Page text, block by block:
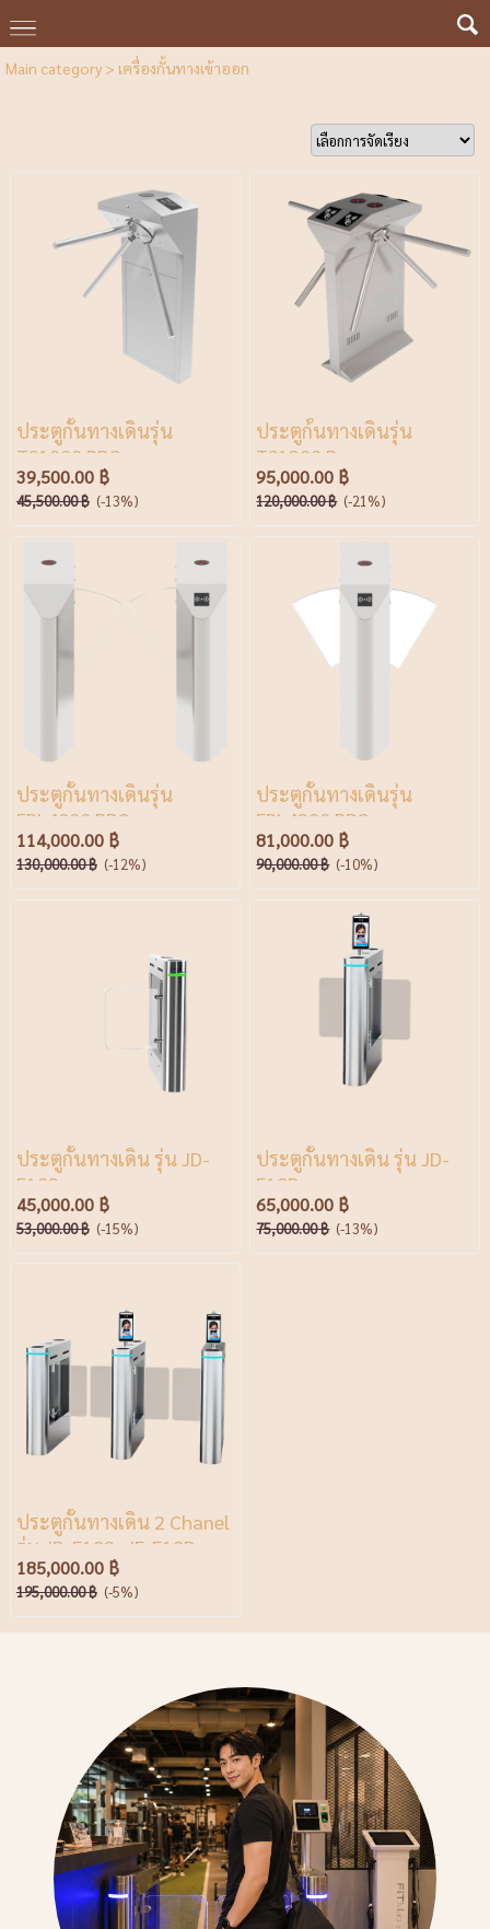
Main category> เครื่องกั้นทางเข้าออก
ประตูกั้นทางเดินรุ่น
TS1000 PRO
39,500.00 ฿
45,500.00 ฿ (-13%)
ประตูก้้นทางเดินรุ่น
TS1200 Pro
95,000.00 ฿
120,000.00 ฿ (-21%)
ประตูกั้นทางเดินรุ่น
FBL4000 PRO
114,000.00 ฿
130,000.00 ฿ (-12%)
ประตูกั้นทางเดินรุ่น
FBL4200 PRO
81,000.00 ฿
90,000.00 ฿ (-10%)
ประตูกั้นทางเดิน รุ่น JD-
F18S
45,000.00 ฿
53,000.00 ฿ (-15%)
ประตูกั้นทางเดิน รุ่น JD-
F18D
65,000.00 ฿
75,000.00 ฿ (-13%)
ประตูกั้นทางเดิน 2 Chanel
รุ่น JD-F18S+JF-F18D
185,000.00 ฿
195,000.00 ฿ (-5%)